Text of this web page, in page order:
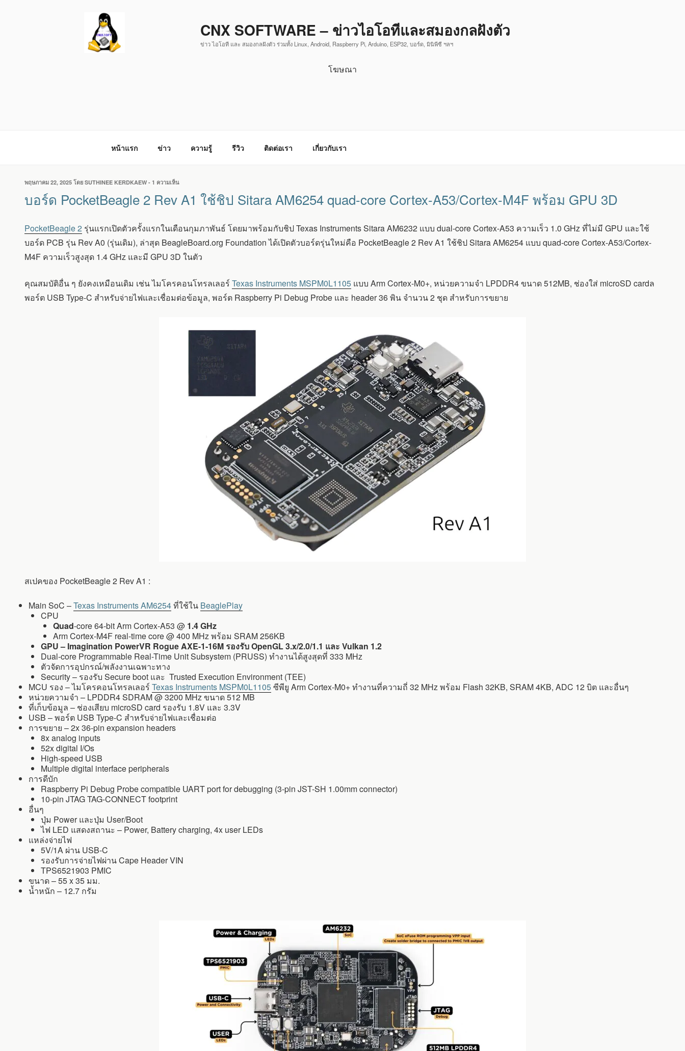
CNX SOFTWARE – ข่าวไอโอทีและสมองกลฝังตัว
ข่าว ไอโอที และ สมองกลฝังตัว ร่วมทั้ง Linux, Android, Raspberry Pi, Arduino, ESP32, บอร์ด, มินิพีซี ฯลฯ
โฆษณา
หน้าแรก ข่าว ความรู้ รีวิว ติดต่อเรา เกี่ยวกับเรา
เขียน
ที่
พฤษภาคม 22, 2025 โดย SUTHINEE KERDKAEW - 1 ความเห็น
POCKETBEAGLE
A1
ใช้
SITARA
QUAD-
CORE
CORTEX-
บอร์ด PocketBeagle 2 Rev A1 ใช้ชิป Sitara AM6254 quad-core Cortex-A53/Cortex-M4F พร้อม GPU 3D
PocketBeagle 2 รุ่นแรกเปิดตัวครั้งแรกในเดือนกุมภาพันธ์ โดยมาพร้อมกับชิป Texas Instruments Sitara AM6232 แบบ dual-core Cortex-A53 ความเร็ว 1.0 GHz ที่ไม่มี GPU และใช้
บอร์ด PCB รุ่น Rev A0 (รุ่นเดิม), ล่าสุด BeagleBoard.org Foundation ได้เปิดตัวบอร์ดรุ่นใหม่คือ PocketBeagle 2 Rev A1 ใช้ชิป Sitara AM6254 แบบ quad-core Cortex-A53/Cortex-
M4F ความเร็วสูงสุด 1.4 GHz และมี GPU 3D ในตัว
คุณสมบัติอื่น ๆ ยังคงเหมือนเดิม เช่น ไมโครคอนโทรลเลอร์ Texas Instruments MSPM0L1105 แบบ Arm Cortex-M0+, หน่วยความจำ LPDDR4 ขนาด 512MB, ช่องใส่ microSD cardล
พอร์ต USB Type-C สำหรับจ่ายไฟและเชื่อมต่อข้อมูล, พอร์ต Raspberry Pi Debug Probe และ header 36 พิน จำนวน 2 ชุด สำหรับการขยาย
สเปคของ PocketBeagle 2 Rev A1 :
Main SoC –Texas Instruments AM6254ที่ใช้ใน BeaglePlay
CPU
Quad-core 64-bit Arm Cortex-A53 @ 1.4 GHz
Arm Cortex-M4F real-time core @ 400 MHz พร้อม SRAM 256KB
GPU – Imagination PowerVR Rogue AXE-1-16M รองรับ OpenGL 3.x/2.0/1.1 และ Vulkan 1.2
Dual-core Programmable Real-Time Unit Subsystem (PRUSS) ทำงานได้สูงสุดที่ 333 MHz
ตัวจัดการอุปกรณ์/พลังงานเฉพาะทาง
Security – รองรับ Secure boot และ Trusted Execution Environment (TEE)
MCU รอง – ไมโครคอนโทรลเลอร์ Texas Instruments MSPM0L1105ซีพียู Arm Cortex-M0+ ทำงานที่ความถี่ 32 MHz พร้อม Flash 32KB, SRAM 4KB, ADC 12 บิต และอื่นๆ
หน่วยความจำ – LPDDR4 SDRAM @ 3200 MHz ขนาด 512 MB
ที่เก็บข้อมูล – ช่องเสียบ microSD card รองรับ 1.8V และ 3.3V
USB – พอร์ต USB Type-C สำหรับจ่ายไฟและเชื่อมต่อ
การขยาย – 2x 36-pin expansion headers
8x analog inputs
52x digital I/Os
High-speed USB
Multiple digital interface peripherals
การดีบัก
Raspberry Pi Debug Probe compatible UART port for debugging (3-pin JST-SH 1.00mm connector)
10-pin JTAG TAG-CONNECT footprint
อื่นๆ
ปุ่ม Power และปุ่ม User/Boot
ไฟ LED แสดงสถานะ – Power, Battery charging, 4x user LEDs
แหล่งจ่ายไฟ
5V/1A ผ่าน USB-C
รองรับการจ่ายไฟผ่าน Cape Header VIN
TPS6521903 PMIC
ขนาด – 55 x 35 มม.
น้ำหนัก – 12.7 กรัม